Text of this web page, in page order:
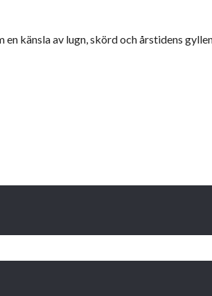
känsla av lugn, skörd och årstidens